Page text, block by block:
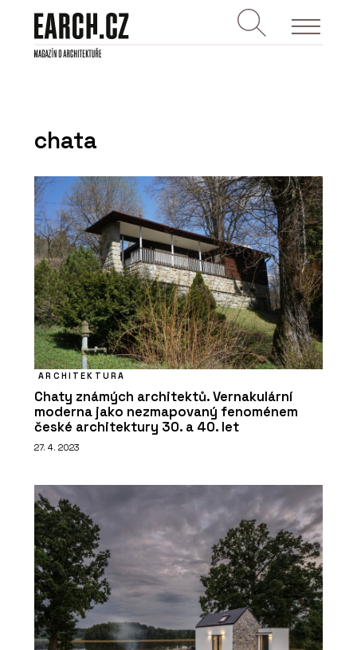
chata
ARCHITEKTURA
Chaty známých architektů. Vernakulární
moderna jako nezmapovaný fenoménem
české architektury 30. a 40. let
27. 4. 2023